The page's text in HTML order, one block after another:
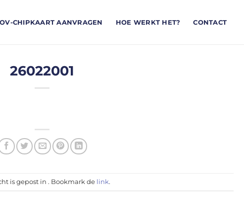
OV-CHIPKAART AANVRAGEN HOE WERKT HET? CONTACT
26022001
is gepost in . Bookmark de link.